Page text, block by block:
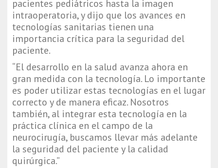
pacientes pediátricos hasta la imagen
intraoperatoria, y dijo que los avances en
tecnologías sanitarias tienen una
importancia crítica para la seguridad del
paciente.
“El desarrollo en la salud avanza ahora en
gran medida con la tecnología. Lo importante
es poder utilizar estas tecnologías en el lugar
correcto y de manera eficaz. Nosotros
también, al integrar esta tecnología en la
práctica clínica en el campo de la
neurocirugía, buscamos llevar más adelante
la seguridad del paciente y la calidad
quirúrgica.”